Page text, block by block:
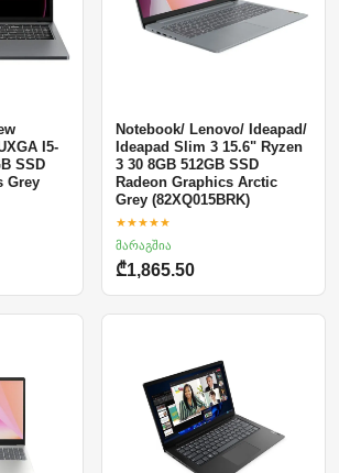
I5-
SSD
Grey
Notebook/ Lenovo/ Ideapad/
Ideapad Slim 3 15.6" Ryzen
3 30 8GB 512GB SSD
Radeon Graphics Arctic
Grey (82XQ015BRK)
★★★★★
მარაგშია
₾1,865.50